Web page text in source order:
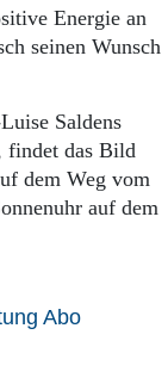
Energie an
seinen Wunsch
Saldens
findet das Bild
dem Weg vom
auf dem